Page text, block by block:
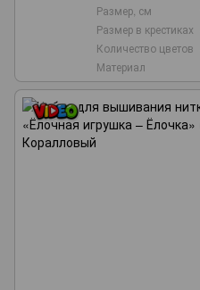
Размер, см
Размер в крестиках
Количество цветов
Материал